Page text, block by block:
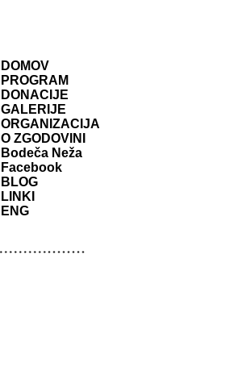
DOMOV
PROGRAM
DONACIJE
GALERIJE
ORGANIZACIJA
O ZGODOVINI
Bodeča Neža
Facebook
BLOG
LINKI
ENG